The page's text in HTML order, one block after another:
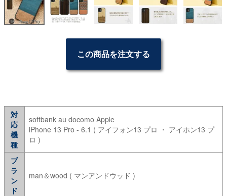
この商品を注文する
対
応
機
種
softbank au docomo Apple
iPhone 13 Pro - 6.1 ( アイフォン13 プロ ・ アイホン13 プ
ロ )
ブ
ラ
ン
ド
man＆wood ( マンアンドウッド )